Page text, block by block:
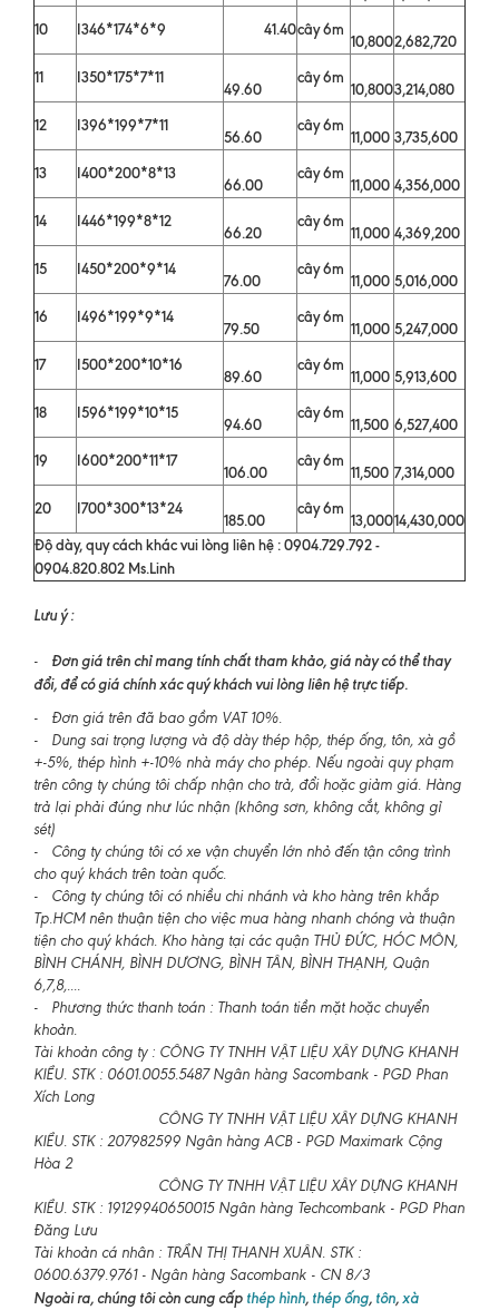
10
I346*174*6*9 41.40cây 6m
10,8002,682,720
11
I350*175*7*11
49.60
cây 6m
10,8003,214,080
12
I396*199*7*11
56.60
cây 6m
11,000 3,735,600
13
I400*200*8*13
66.00
cây 6m
11,000 4,356,000
14
I446*199*8*12
66.20
cây 6m
11,000 4,369,200
15
I450*200*9*14
76.00
cây 6m
11,000 5,016,000
16
I496*199*9*14
79.50
cây 6m
11,000 5,247,000
17
I500*200*10*16
89.60
cây 6m
11,000 5,913,600
18
I596*199*10*15
94.60
cây 6m
11,500 6,527,400
19
I600*200*11*17
106.00
cây 6m
11,500 7,314,000
20
I700*300*13*24
185.00
cây 6m
13,00014,430,000
Độ dày, quy cách khác vui lòng liên hệ : 0904.729.792 -
0904.820.802 Ms.Linh
Lưu ý :
- Đơn giá trên chỉ mang tính chất tham khảo, giá này có thể thay
đổi, để có giá chính xác quý khách vui lòng liên hệ trực tiếp.
- Đơn giá trên đã bao gồm VAT 10%.
- Dung sai trọng lượng và độ dày thép hộp, thép ống, tôn, xà gồ
+-5%, thép hình +-10% nhà máy cho phép. Nếu ngoài quy phạm
trên công ty chúng tôi chấp nhận cho trả, đổi hoặc giảm giá. Hàng
trả lại phải đúng như lúc nhận (không sơn, không cắt, không gỉ
sét)
- Công ty chúng tôi có xe vận chuyển lớn nhỏ đến tận công trình
cho quý khách trên toàn quốc.
- Công ty chúng tôi có nhiều chi nhánh và kho hàng trên khắp
Tp.HCM nên thuận tiện cho việc mua hàng nhanh chóng và thuận
tiện cho quý khách. Kho hàng tại các quận THỦ ĐỨC, HÓC MÔN,
BÌNH CHÁNH, BÌNH DƯƠNG, BÌNH TÂN, BÌNH THẠNH, Quận
6,7,8,....
- Phương thức thanh toán : Thanh toán tiền mặt hoặc chuyển
khoản.
Tài khoản công ty : CÔNG TY TNHH VẬT LIỆU XÂY DỰNG KHANH
KIỀU. STK : 0601.0055.5487 Ngân hàng Sacombank - PGD Phan
Xích Long
CÔNG TY TNHH VẬT LIỆU XÂY DỰNG KHANH
KIỀU. STK : 207982599 Ngân hàng ACB - PGD Maximark Cộng
Hòa 2
CÔNG TY TNHH VẬT LIỆU XÂY DỰNG KHANH
KIỀU. STK : 19129940650015 Ngân hàng Techcombank - PGD Phan
Đăng Lưu
Tài khoản cá nhân : TRẦN THỊ THANH XUÂN. STK :
0600.6379.9761 - Ngân hàng Sacombank - CN 8/3
Ngoài ra, chúng tôi còn cung cấp thép hình, thép ống, tôn, xà